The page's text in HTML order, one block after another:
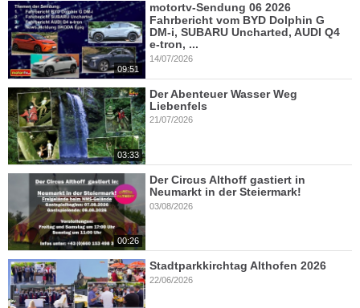
09:51
motortv-Sendung 06 2026
Fahrbericht vom BYD Dolphin G
DM-i, SUBARU Uncharted, AUDI Q4
e-tron, ...
14/07/2026
03:33
Der Abenteuer Wasser Weg
Liebenfels
21/07/2026
00:26
Der Circus Althoff gastiert in
Neumarkt in der Steiermark!
03/08/2026
Stadtparkkirchtag Althofen 2026
22/06/2026